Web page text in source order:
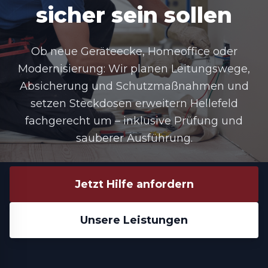
sicher sein sollen
Ob neue Geräteecke, Homeoffice oder
Modernisierung: Wir planen Leitungswege,
Absicherung und Schutzmaßnahmen und
setzen Steckdosen erweitern Hellefeld
fachgerecht um – inklusive Prüfung und
sauberer Ausführung.
Jetzt Hilfe anfordern
Unsere Leistungen